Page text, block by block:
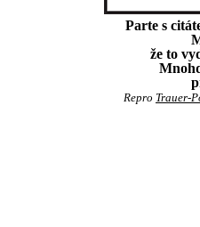
Parte s
že to
Repro Trauer-